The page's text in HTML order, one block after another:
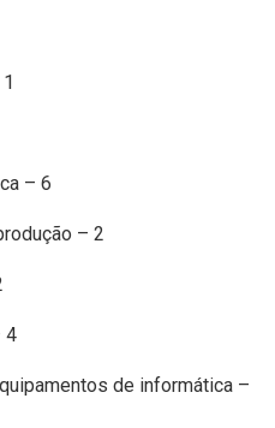
– 6
– 2
4
de informática –